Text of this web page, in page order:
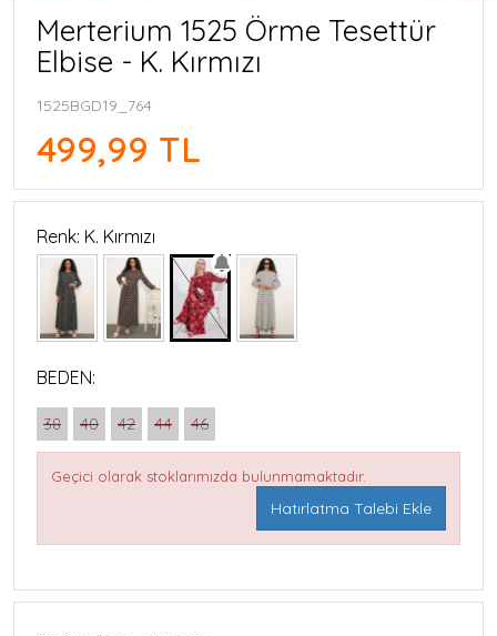
Merterium 1525 Örme Tesettür
Elbise - K. Kırmızı
1525BGD19_764
499,99 TL
Renk: K. Kırmızı
BEDEN:
38 40 42 44 46
Geçici olarak stoklarımızda bulunmamaktadır.
Hatırlatma Talebi Ekle